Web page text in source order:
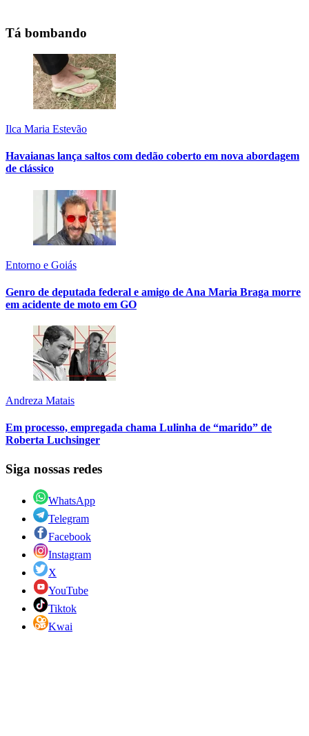
Tá bombando
Ilca Maria Estevão
Havaianas lança saltos com dedão coberto em nova abordagem
de clássico
Entorno e Goiás
Genro de deputada federal e amigo de Ana Maria Braga morre
em acidente de moto em GO
Andreza Matais
Em processo, empregada chama Lulinha de “marido” de
Roberta Luchsinger
Siga nossas redes
WhatsApp
Telegram
Facebook
Instagram
X
YouTube
Tiktok
Kwai